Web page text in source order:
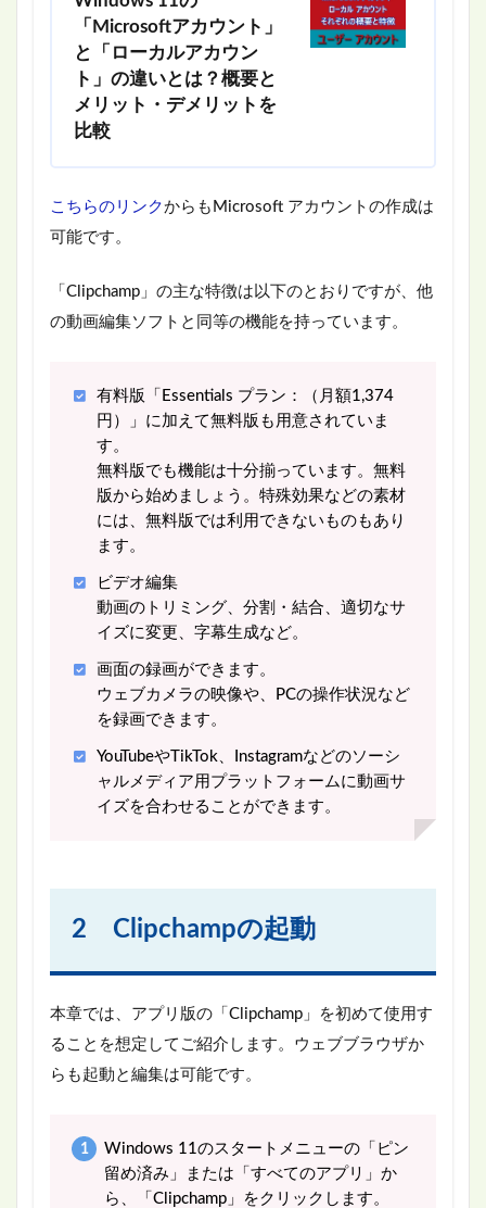
「Microsoftアカウント」
と「ローカルアカウン
ト」の違いとは？概要と
メリット・デメリットを
比較
こちらのリンクからもMicrosoft アカウントの作成は
可能です。
「Clipchamp」の主な特徴は以下のとおりですが、他
の動画編集ソフトと同等の機能を持っています。
有料版「Essentials プラン：（月額1,374
円）」に加えて無料版も用意されていま
す。
無料版でも機能は十分揃っています。無料
版から始めましょう。特殊効果などの素材
には、無料版では利用できないものもあり
ます。
ビデオ編集
動画のトリミング、分割・結合、適切なサ
イズに変更、字幕生成など。
画面の録画ができます。
ウェブカメラの映像や、PCの操作状況など
を録画できます。
YouTubeやTikTok、Instagramなどのソーシ
ャルメディア用プラットフォームに動画サ
イズを合わせることができます。
2 Clipchampの起動
本章では、アプリ版の「Clipchamp」を初めて使用す
ることを想定してご紹介します。ウェブブラウザか
らも起動と編集は可能です。
Windows 11のスタートメニューの「ピン
留め済み」または「すべてのアプリ」か
ら、「Clipchamp」をクリックします。